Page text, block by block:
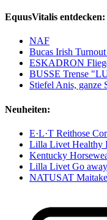
EquusVitalis entdecken:
NAF
Bucas Irish
ESKADRON
BUSSE Trense
Stiefel Anis, ganze
Neuheiten:
E·L·T Reithose
Lilla Livet Healthy
Kentucky
Lilla Livet Go
NATUSAT